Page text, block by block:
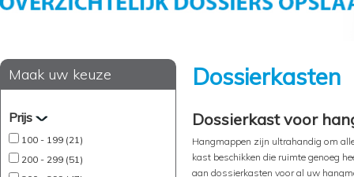
Maak uw keuze
Prijs
100 - 199 (21)
200 - 299 (51)
Dossierkasten
Dossierkast voor
Hangmappen zijn ultrahandig om
kast beschikken die ruimte genoeg
aan dossierkasten voor al uw